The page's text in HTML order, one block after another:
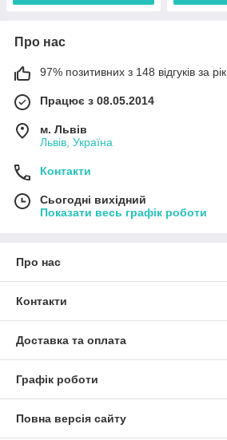
Про нас
97% позитивних з 148 відгуків за рік
Працює з 08.05.2014
м. Львів
Львів, Україна
Контакти
Сьогодні вихідний
Показати весь графік роботи
Про нас
Контакти
Доставка та оплата
Графік роботи
Повна версія сайту